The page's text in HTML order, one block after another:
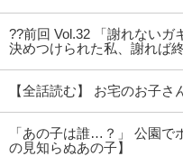
??前回 Vol.32 「謝れないガ
決めつけられた私、謝れば
【全話読む】 お宅のお子さ
「あの子は誰…？」 公園で
の見知らぬあの子】